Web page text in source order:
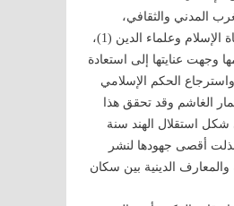
المدني والثقافي،
ويخرجوا منها دعاة الإسلام وعلماء الدين (1)،
وجهت عنايتها إلى استعادة
الحكم الإسلامي
الغاشم وقد تحقق هذا
شكل استقلال الهند سنة
كما بذلت أقصى جهودها لنشر
والمعارف الدينية بين سكان